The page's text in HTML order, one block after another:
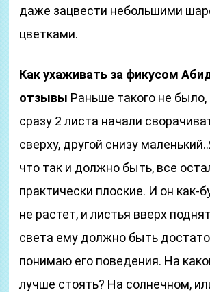
даже зацвести небольшими
цветками.
Как ухаживать за фикусом
отзывы Раньше такого не было,
сразу 2 листа начали
сверху, другой снизу
что так и должно быть, все
практически плоские. И он как-
не растет, и листья вверх
света ему должно быть
понимаю его поведения. На
лучше стоять? На солнечном,